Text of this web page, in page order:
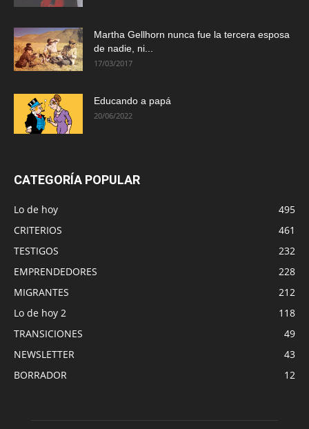
Martha Gellhorn nunca fue la tercera esposa
de nadie, ni...
17/03/2017
Educando a papá
20/06/2022
CATEGORÍA POPULAR
Lo de hoy
495
CRITERIOS
461
TESTIGOS
232
EMPRENDEDORES
228
MIGRANTES
212
Lo de hoy 2
118
TRANSICIONES
49
NEWSLETTER
43
BORRADOR
12